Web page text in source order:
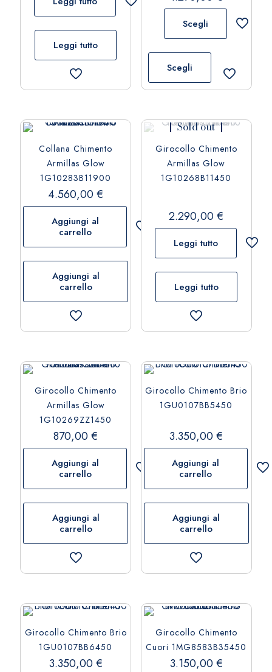
Leggi tutto
Scegli
Scegli
più
Le
possono
essere
scelte
pagina
del
prodotto
Collana Chimento
Armillas Glow
1G10283B11900
4.560,00€
Aggiungi al
carrello
Aggiungi al
carrello
Sold out
Girocollo Chimento
Armillas Glow
1G10268B11450
2.290,00€
Leggi tutto
Leggi tutto
Girocollo Chimento
Armillas Glow
1G10269ZZ1450
870,00€
Aggiungi al
carrello
Aggiungi al
carrello
Girocollo Chimento Brio
1GU0107BB5450
3.350,00€
Aggiungi al
carrello
Aggiungi al
carrello
Girocollo Chimento Brio
1GU0107BB6450
3.350,00€
Girocollo Chimento
Cuori 1MG8583B35450
3.150,00€